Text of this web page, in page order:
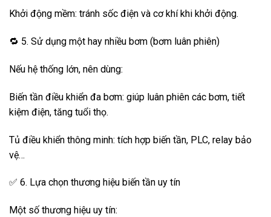
Khởi động mềm: tránh sốc điện và cơ khí khi khởi động.
🔁 5. Sử dụng một hay nhiều bơm (bơm luân phiên)
Nếu hệ thống lớn, nên dùng:
Biến tần điều khiển đa bơm: giúp luân phiên các bơm, tiết
kiệm điện, tăng tuổi thọ.
Tủ điều khiển thông minh: tích hợp biến tần, PLC, relay bảo
vệ…
✅ 6. Lựa chọn thương hiệu biến tần uy tín
Một số thương hiệu uy tín: